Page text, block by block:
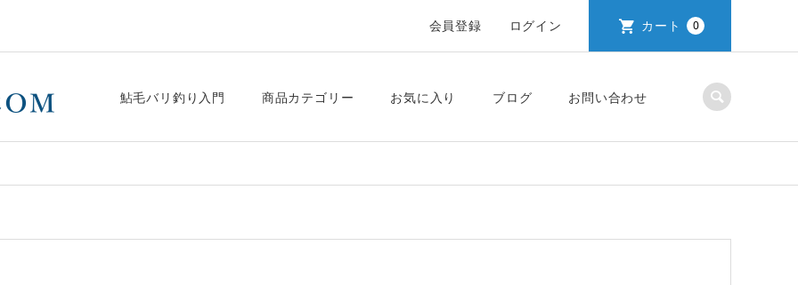
会員登録 ログイン カート 0
鮎毛バリ釣り入門 商品カテゴリー お気に入り ブログ お問い合わせ